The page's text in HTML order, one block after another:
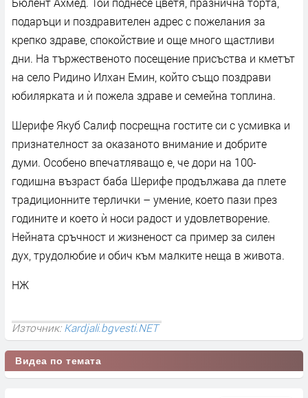
подаръци и поздравителен адрес с пожелания за
крепко здраве, спокойствие и още много щастливи
дни. На тържественото посещение присъства и кметът
на село Ридино Илхан Емин, който също поздрави
юбилярката и ѝ пожела здраве и семейна топлина.
Шерифе Якуб Салиф посрещна гостите си с усмивка и
признателност за оказаното внимание и добрите
думи. Особено впечатляващо е, че дори на 100-
годишна възраст баба Шерифе продължава да плете
традиционните терлички – умение, което пази през
годините и което ѝ носи радост и удовлетворение.
Нейната сръчност и жизненост са пример за силен
дух, трудолюбие и обич към малките неща в живота.
НЖ
Източник:Kardjali.bgvesti.NET
Видеа по темата